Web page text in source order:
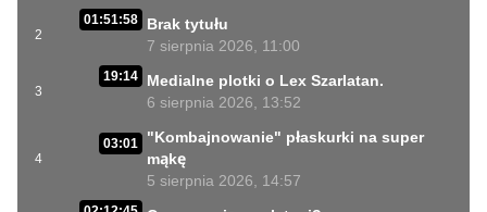
2
01:51:58
Brak tytułu
7 sierpnia 2026, 11:00
3
19:14
Medialne plotki o Lex Szarlatan.
6 sierpnia 2026, 13:52
4
03:01
"Kombajnowanie" płaskurki na super
mąkę
5 sierpnia 2026, 14:57